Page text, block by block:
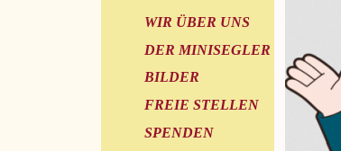
WIR ÜBER UNS
DER MINISEGLER
BILDER
FREIE STELLEN
SPENDEN